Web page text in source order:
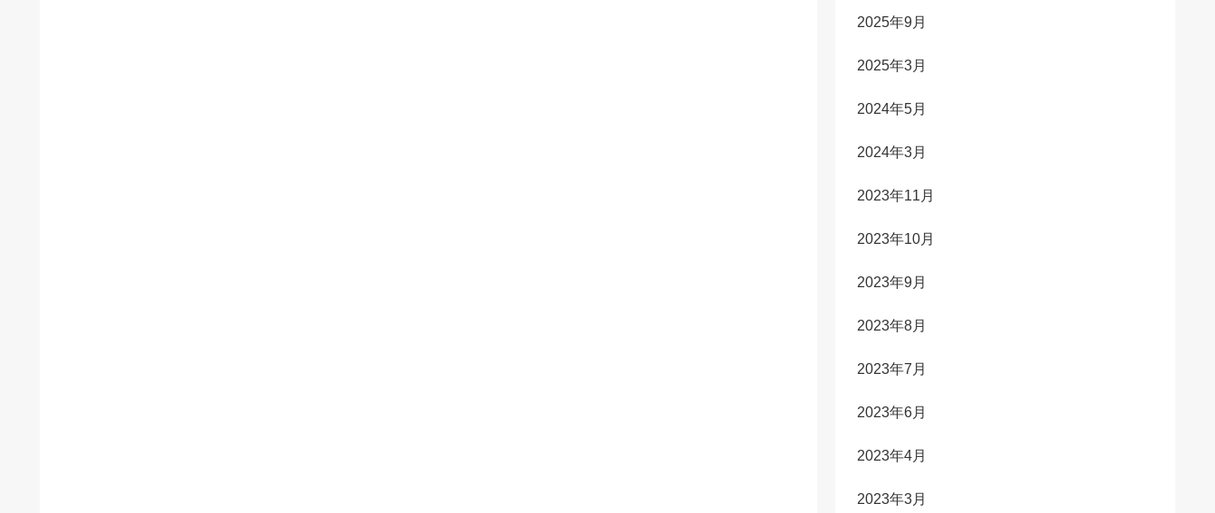
2025年9月
2025年3月
2024年5月
2024年3月
2023年11月
2023年10月
2023年9月
2023年8月
2023年7月
2023年6月
2023年4月
2023年3月